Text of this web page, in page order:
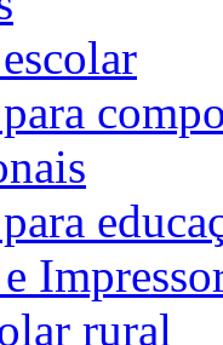
rural